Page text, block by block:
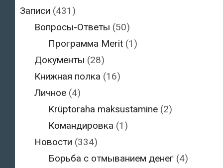
Записи (431)
Вопросы-Ответы (50)
Программа Merit (1)
Документы (28)
Книжная полка (16)
Личное(4)
Krüptoraha maksustamine (2)
Командировка (1)
Новости (334)
Борьба с отмыванием денег (4)